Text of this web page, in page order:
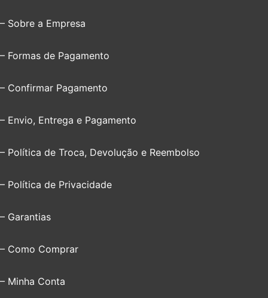
– Sobre a Empresa
– Formas de Pagamento
– Confirmar Pagamento
– Envio, Entrega e Pagamento
– Política de Troca, Devolução e Reembolso
– Política de Privacidade
– Garantias
– Como Comprar
– Minha Conta